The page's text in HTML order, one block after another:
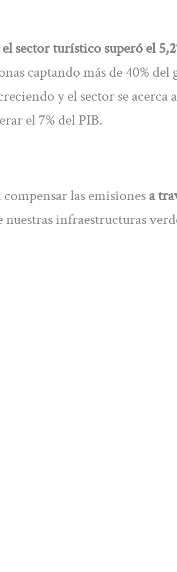
el sector turístico superó el
captando más de 40% del
y el sector se acerca
el 7% del PIB.
las emisionesa
infraestructuras